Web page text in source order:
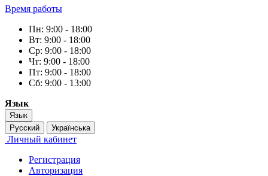
Время работы
Пн: 9:00 - 18:00
Вт: 9:00 - 18:00
Ср: 9:00 - 18:00
Чт: 9:00 - 18:00
Пт: 9:00 - 18:00
Сб: 9:00 - 13:00
Язык
Язык
Русский
Українська
Личный кабинет
Регистрация
Авторизация